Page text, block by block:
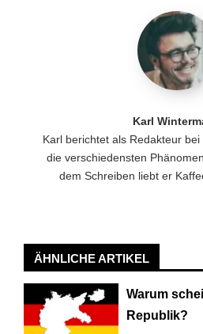
Karl
Karl berichtet als Redakteur
die verschiedensten
dem Schreiben liebt er
ÄHNLICHE ARTIKEL
Warum
Republik?